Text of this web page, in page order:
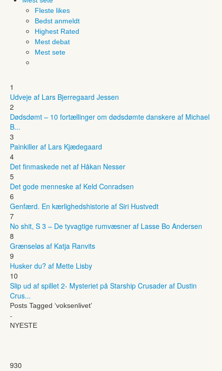
Fleste likes
Bedst anmeldt
Highest Rated
Mest debat
Mest sete
1
Udveje af Lars Bjerregaard Jessen
2
Dødsdømt – 10 fortællinger om dødsdømte danskere af Michael
B...
3
Painkiller af Lars Kjædegaard
4
Det finmaskede net af Håkan Nesser
5
Det gode menneske af Keld Conradsen
6
Genfærd. En kærlighedshistorie af Siri Hustvedt
7
No shit, S 3 – De tyvagtige rumvæsner af Lasse Bo Andersen
8
Grænseløs af Katja Ranvits
9
Husker du? af Mette Lisby
10
Slip ud af spillet 2- Mysteriet på Starship Crusader af Dustin
Crus...
Posts Tagged ‘voksenlivet’
-
NYESTE
930